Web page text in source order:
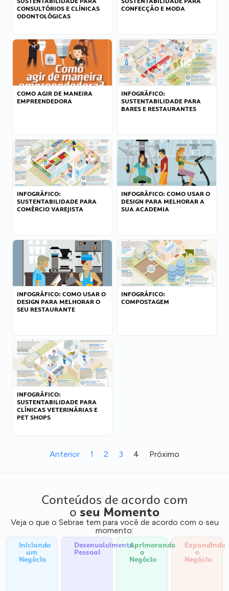
CONSULTÓRIOS E CLÍNICAS
ODONTOLÓGICAS
CONFECÇÃO E MODA
COMO AGIR DE MANEIRA
EMPREENDEDORA
INFOGRÁFICO:
SUSTENTABILIDADE PARA
BARES E RESTAURANTES
INFOGRÁFICO:
SUSTENTABILIDADE PARA
COMÉRCIO VAREJISTA
INFOGRÁFICO: COMO USAR O
DESIGN PARA MELHORAR A
SUA ACADEMIA
INFOGRÁFICO: COMO USAR O
DESIGN PARA MELHORAR O
SEU RESTAURANTE
INFOGRÁFICO:
COMPOSTAGEM
INFOGRÁFICO:
SUSTENTABILIDADE PARA
CLÍNICAS VETERINÁRIAS E
PET SHOPS
Anterior 1 2 3 4 Próximo
Conteúdos de acordo com
o seu Momento
Veja o que o Sebrae tem para você de acordo com o seu
momento:
Iniciando
um
Negócio
Desenvolvimento
Pessoal
Aprimorando
o
Negócio
Expandindo
o
Negócio